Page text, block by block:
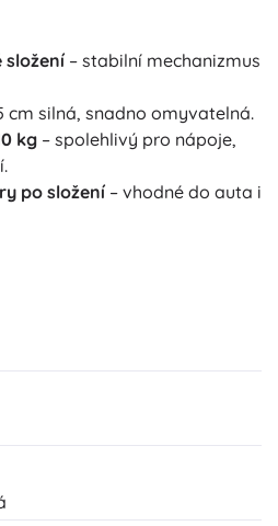
složení – stabilní mechanizmus
cm silná, snadno omyvatelná.
kg – spolehlivý pro nápoje,
po složení – vhodné do auta i